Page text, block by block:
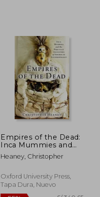
55%
dcto.
S/
S/
Empires of the Dead:
Inca Mummies and
the Peruvian
Ancestors of
Anthropology (en
Inglés)
Heaney, Christopher
Oxford University Press,
Tapa Dura, Nuevo